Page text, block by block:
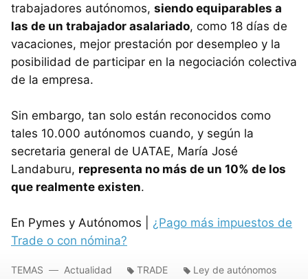
trabajadores autónomos, siendo equiparables a
las de un trabajador asalariado, como 18 días de
vacaciones, mejor prestación por desempleo y la
posibilidad de participar en la negociación colectiva
de la empresa.
Sin embargo, tan solo están reconocidos como
tales 10.000 autónomos cuando, y según la
secretaria general de UATAE, María José
Landaburu, representa no más de un 10% de los
que realmente existen.
En Pymes y Autónomos | ¿Pago más impuestos de
Trade o con nómina?
TEMAS Actualidad TRADE Ley de autónomos